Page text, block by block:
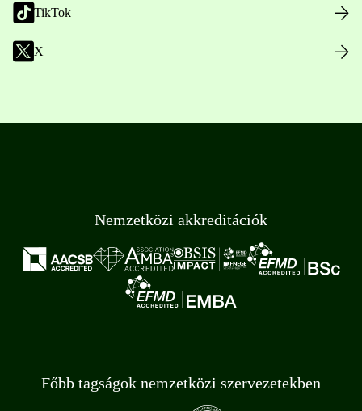
TikTok
X
Nemzetközi akkreditációk
Főbb tagságok nemzetközi szervezetekben